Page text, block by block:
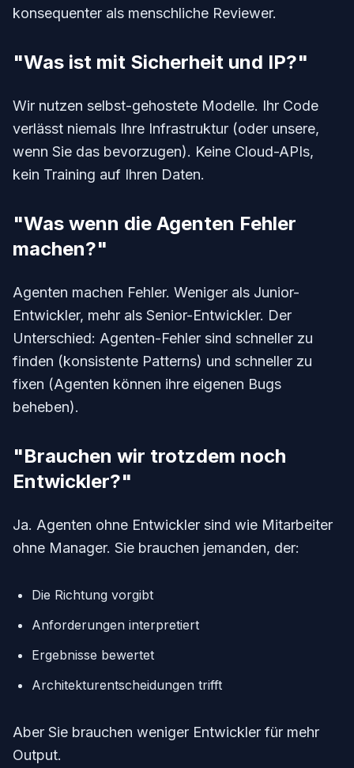
konsequenter als menschliche Reviewer.
"Was ist mit Sicherheit und IP?"
Wir nutzen selbst-gehostete Modelle. Ihr Code
verlässt niemals Ihre Infrastruktur (oder unsere,
wenn Sie das bevorzugen). Keine Cloud-APIs,
kein Training auf Ihren Daten.
"Was wenn die Agenten Fehler
machen?"
Agenten machen Fehler. Weniger als Junior-
Entwickler, mehr als Senior-Entwickler. Der
Unterschied: Agenten-Fehler sind schneller zu
finden (konsistente Patterns) und schneller zu
fixen (Agenten können ihre eigenen Bugs
beheben).
"Brauchen wir trotzdem noch
Entwickler?"
Ja. Agenten ohne Entwickler sind wie Mitarbeiter
ohne Manager. Sie brauchen jemanden, der:
Die Richtung vorgibt
Anforderungen interpretiert
Ergebnisse bewertet
Architekturentscheidungen trifft
Aber Sie brauchen weniger Entwickler für mehr
Output.